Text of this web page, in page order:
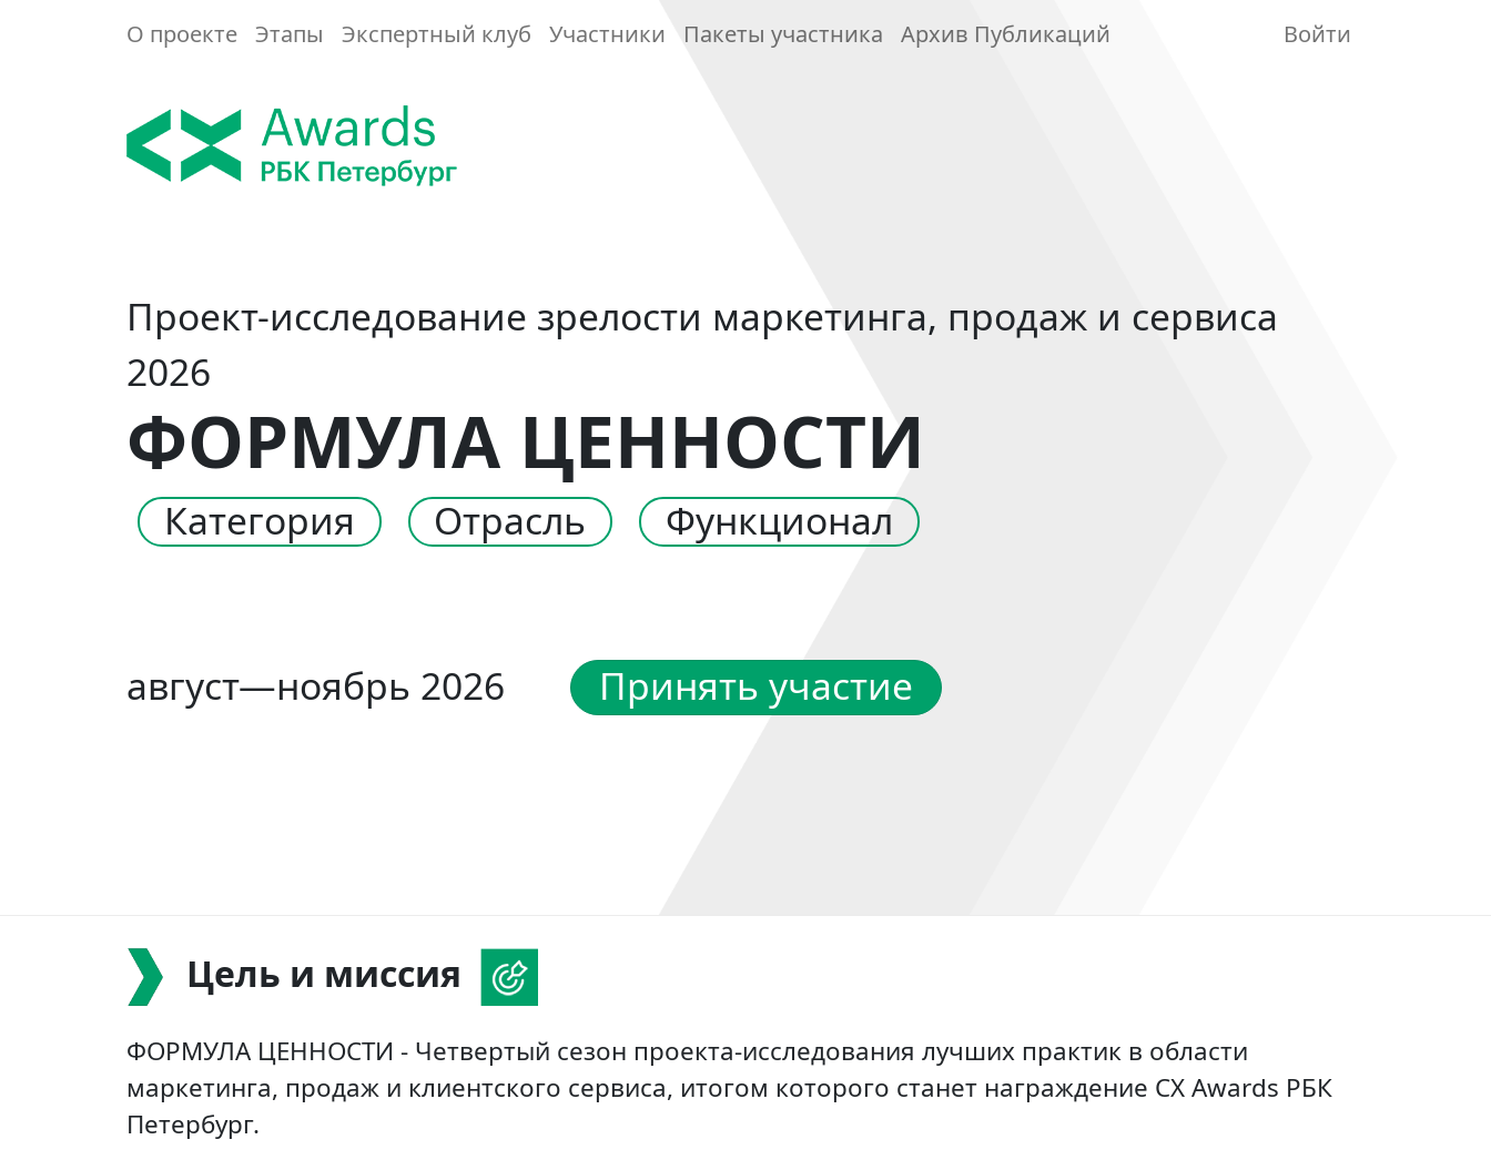
О проекте Этапы Экспертный клуб Участники Пакеты участника Архив Публикаций Войти
Проект-исследование зрелости маркетинга, продаж и сервиса
2026
ФОРМУЛА ЦЕННОСТИ
Категория Отрасль Функционал
август—ноябрь 2026 Принять участие
Цель и миссия
ФОРМУЛА ЦЕННОСТИ - Четвертый сезон проекта-исследования лучших практик в области
маркетинга, продаж и клиентского сервиса, итогом которого станет награждение СХ Awards РБК
Петербург.